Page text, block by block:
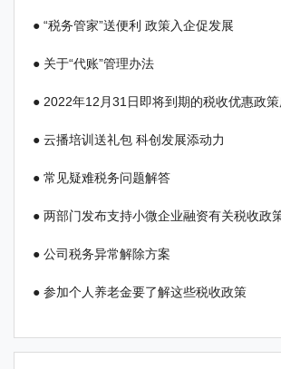
● “税务管家”送便利 政策入企促发展
● 关于“代账”管理办法
● 2022年12月31日即将到期的税收优惠政
● 云播培训送礼包 科创发展添动力
● 常见疑难税务问题解答
● 两部门发布支持小微企业融资有关税收政
● 公司税务异常解除方案
● 参加个人养老金要了解这些税收政策